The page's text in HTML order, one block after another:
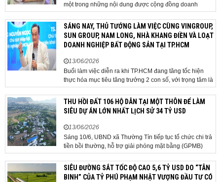
một trong những nội dung được cộng đồng doanh
nghiệp, các chuyên gia và cơ quan quản lý đặc biệt
quan tâm khi tác động trực tiếp đến quá trình triển khai
dự án, thu hút đầu tư và sự phát triển ổn định của...
SÁNG NAY, THỦ TƯỚNG LÀM VIỆC CÙNG VINGROUP,
SUN GROUP, NAM LONG, NHÀ KHANG ĐIỀN VÀ LOẠT
DOANH NGHIỆP BẤT ĐỘNG SẢN TẠI TP.HCM
13/06/2026
Buổi làm việc diễn ra khi TP.HCM đang tăng tốc hiện
thực hóa mục tiêu tăng trưởng 2 con số, với trọng tâm là
giải ngân đầu tư công, hoàn thiện mô hình chính quyền
địa phương 2 cấp, phát triển nhà ở xã hội và xử lý các
vướng mắc về cơ chế, chính...
THU HỒI ĐẤT 106 HỘ DÂN TẠI MỘT THÔN ĐỂ LÀM
SIÊU DỰ ÁN LỚN NHẤT LỊCH SỬ 34 TỶ USD
13/06/2026
Sáng 10/6, UBND xã Thường Tín tiếp tục tổ chức chi trả
tiền bồi thường, hỗ trợ giải phóng mặt bằng (GPMB)
cho 106 hộ gia đình, cá nhân thuộc diện thu hồi đất để
thực hiện dự án Khu đô thị thể thao Quốc tế Hà Nội trên
địa bàn thôn Nhuệ Giang. Trong...
SIÊU ĐƯỜNG SẮT TỐC ĐỘ CAO 5,6 TỶ USD DO “TÂN
BINH” CỦA TỶ PHÚ PHẠM NHẬT VƯỢNG ĐẦU TƯ CÓ